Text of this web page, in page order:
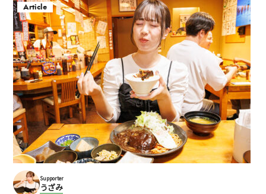
Article
Supporter
うざみ